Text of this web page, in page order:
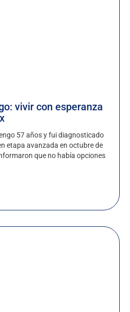
vivir con esperanza
57 años y fui diagnosticado
etapa avanzada en octubre de
que no había opciones